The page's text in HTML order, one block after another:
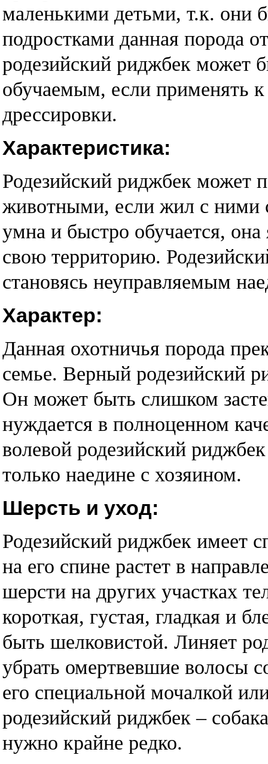
маленькими детьми, т.к. они
подростками данная порода
родезийский риджбек может
обучаемым, если применять
дрессировки.
Характеристика:
Родезийский риджбек может
животными, если жил с ними
умна и быстро обучается,
свою территорию.
становясь неуправляемым
Характер:
Данная охотничья порода
семье. Верный родезийский
Он может быть слишком
нуждается в полноценном
волевой родезийский
только наедине с хозяином.
Шерсть и уход:
Родезийский риджбек имеет
на его спине растет в
шерсти на других участках
короткая, густая, гладкая и
быть шелковистой. Линяет
убрать омертвевшие волосы
его специальной мочалкой
родезийский риджбек –
нужно крайне редко.